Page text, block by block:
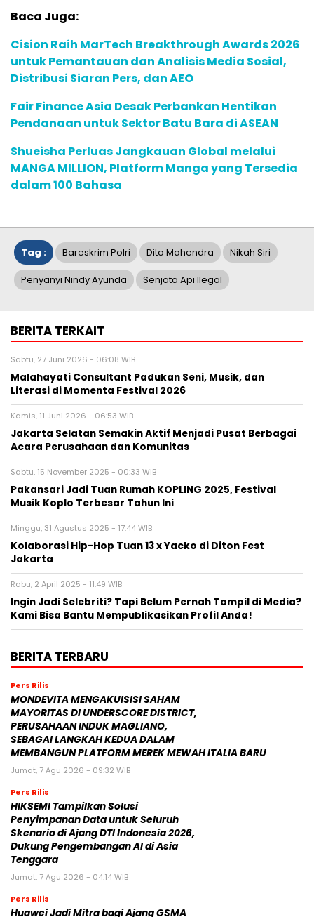
Baca Juga:
Cision Raih MarTech Breakthrough Awards 2026
untuk Pemantauan dan Analisis Media Sosial,
Distribusi Siaran Pers, dan AEO
Fair Finance Asia Desak Perbankan Hentikan
Pendanaan untuk Sektor Batu Bara di ASEAN
Shueisha Perluas Jangkauan Global melalui
MANGA MILLION, Platform Manga yang Tersedia
dalam 100 Bahasa
Tag : Bareskrim Polri Dito Mahendra Nikah Siri
Penyanyi Nindy Ayunda Senjata Api Ilegal
BERITA TERKAIT
Sabtu, 27 Juni 2026 - 06:08 WIB
Malahayati Consultant Padukan Seni, Musik, dan
Literasi di Momenta Festival 2026
Kamis, 11 Juni 2026 - 06:53 WIB
Jakarta Selatan Semakin Aktif Menjadi Pusat Berbagai
Acara Perusahaan dan Komunitas
Sabtu, 15 November 2025 - 00:33 WIB
Pakansari Jadi Tuan Rumah KOPLING 2025, Festival
Musik Koplo Terbesar Tahun Ini
Minggu, 31 Agustus 2025 - 17:44 WIB
Kolaborasi Hip-Hop Tuan 13 x Yacko di Diton Fest
Jakarta
Rabu, 2 April 2025 - 11:49 WIB
Ingin Jadi Selebriti? Tapi Belum Pernah Tampil di Media?
Kami Bisa Bantu Mempublikasikan Profil Anda!
BERITA TERBARU
Pers Rilis
MONDEVITA MENGAKUISISI SAHAM
MAYORITAS DI UNDERSCORE DISTRICT,
PERUSAHAAN INDUK MAGLIANO,
SEBAGAI LANGKAH KEDUA DALAM
MEMBANGUN PLATFORM MEREK MEWAH ITALIA BARU
Jumat, 7 Agu 2026 - 09:32 WIB
Pers Rilis
HIKSEMI Tampilkan Solusi
Penyimpanan Data untuk Seluruh
Skenario di Ajang DTI Indonesia 2026,
Dukung Pengembangan AI di Asia
Tenggara
Jumat, 7 Agu 2026 - 04:14 WIB
Pers Rilis
Huawei Jadi Mitra bagi Ajang GSMA